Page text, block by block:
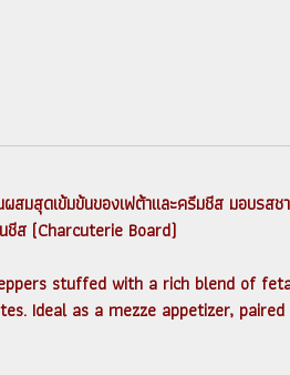
มสุดเข้มข้นของเฟต้าและครีมชีส มอบรสช
นชีส (Charcuterie Board)
stuffed with a rich blend of
Ideal as a mezze appetizer,